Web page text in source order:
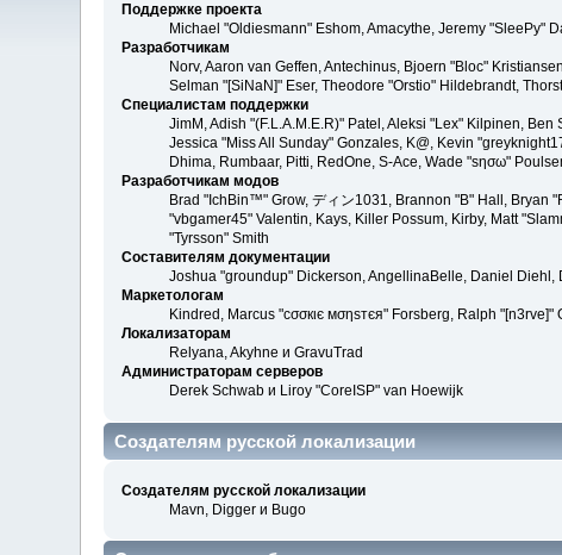
Поддержке проекта
Michael "Oldiesmann" Eshom, Amacythe, Jeremy "SleePy"
Разработчикам
Norv, Aaron van Geffen, Antechinus, Bjoern "Bloc"
Selman "[SiNaN]" Eser, Theodore "Orstio" Hildebrandt,
Специалистам поддержки
JimM, Adish "(F.L.A.M.E.R)" Patel, Aleksi "Lex" Kilpinen,
Jessica "Miss All Sunday" Gonzales, K@, Kevin
Dhima, Rumbaar, Pitti, RedOne, S-Ace, Wade "sησω"
Разработчикам модов
Brad "IchBin™" Grow, ディン1031, Brannon "B" Hall, Bryan
"vbgamer45" Valentin, Kays, Killer Possum, Kirby, Matt
"Tyrsson" Smith
Составителям документации
Joshua "groundup" Dickerson, AngellinaBelle, Daniel
Маркетологам
Kindred, Marcus "cσσкιє мσηѕтєя" Forsberg, Ralph "[n3rve]"
Локализаторам
Relyana, Akyhne и GravuTrad
Администраторам серверов
Derek Schwab и Liroy "CoreISP" van Hoewijk
Создателям русской локализации
Создателям русской локализации
Mavn, Digger и Bugo